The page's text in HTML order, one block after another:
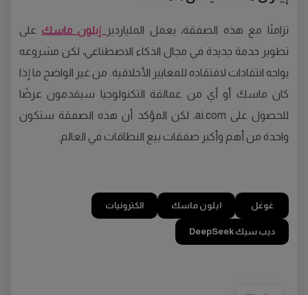
تزامنًا مع هذه الصفقة، يعمل الملياردير إيلون ماسك على
تطوير خدمة جديدة في مجال الذكاء الاصطناعي، لكن مشروعه
يواجه انتقادات لافتقاده للمعايير الأخلاقية. من غير الواضح ما إذا
كان ماسك أو أي من عمالقة التكنولوجيا سيقدمون عرضًا
للحصول على ai.com، لكن المؤكد أن هذه الصفقة ستكون
واحدة من أهم وأكبر صفقات بيع النطاقات في العالم.
غوغل ايلون ماسك الكترونيات
ديب سيك DeepSeek